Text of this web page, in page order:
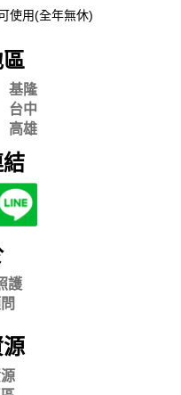
使用(全年無休)
基隆
台中
高雄
護